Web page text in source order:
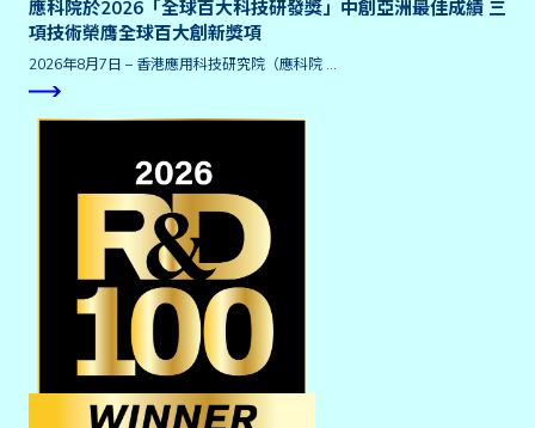
應科院於2026「全球百大科技研發獎」中創亞洲最佳成績 三
項技術榮膺全球百大創新獎項
2026年8月7日 – 香港應用科技研究院（應科院 …